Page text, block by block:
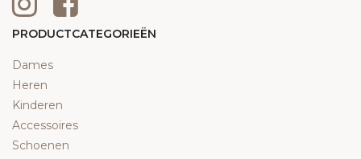
PRODUCTCATEGORIEËN
Dames
Heren
Kinderen
Accessoires
Schoenen